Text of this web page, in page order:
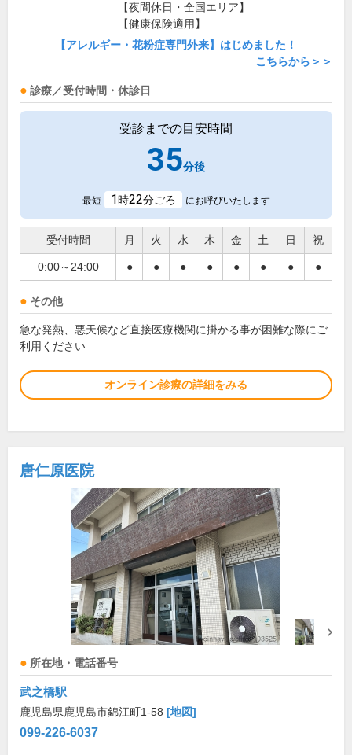
【夜間休日・全国エリア】
【健康保険適用】
【アレルギー・花粉症専門外来】はじめました！
こちらから＞＞
診療／受付時間・休診日
受診までの目安時間
35分後
最短 1時22分ごろ にお呼びいたします
受付時間 月 火 水 木 金 土 日 祝
0:00～24:00 ● ● ● ● ● ● ● ●
その他
急な発熱、悪天候など直接医療機関に掛かる事が困難な際にご
利用ください
オンライン診療の詳細をみる
唐仁原医院
所在地・電話番号
武之橋駅
鹿児島県鹿児島市錦江町1-58 [地図]
099-226-6037